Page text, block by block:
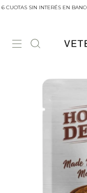
SIN INTERÉS EN